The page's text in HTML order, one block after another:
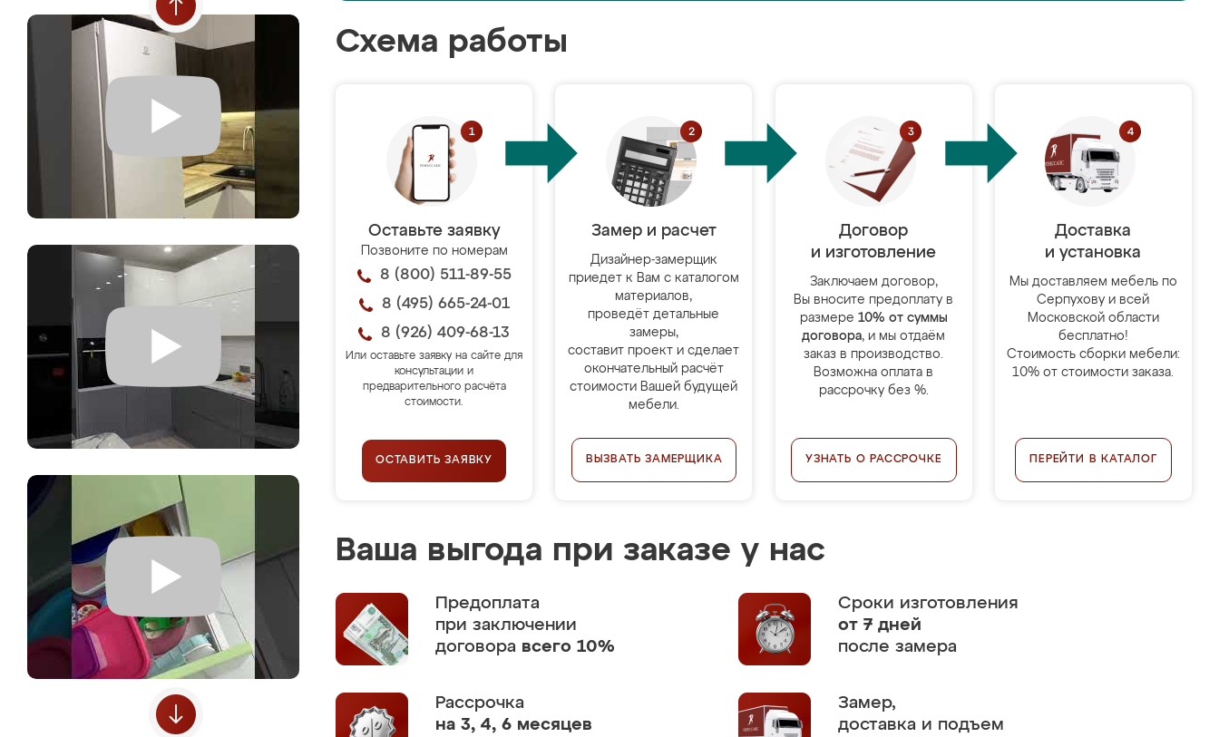
Схема работы
Оставьте заявку
Позвоните по номерам
8 (800) 511-89-55
8 (495) 665-24-01
8 (926) 409-68-13
Или оставьте заявку на сайте для
консультации и
предварительного расчёта
стоимости.
ОСТАВИТЬ ЗАЯВКУ
Замер и расчет
Дизайнер-замерщик
приедет к Вам с каталогом
материалов,
проведёт детальные
замеры,
составит проект и сделает
окончательный расчёт
стоимости Вашей будущей
мебели.
ВЫЗВАТЬ ЗАМЕРЩИКА
Договор
и изготовление
Заключаем договор,
Вы вносите предоплату в
размере 10% от суммы
договора, и мы отдаём
заказ в производство.
Возможна оплата в
рассрочку без %.
УЗНАТЬ О РАССРОЧКЕ
Доставка
и установка
Мы доставляем мебель по
Серпухову и всей
Московской области
бесплатно!
Стоимость сборки мебели:
10% от стоимости заказа.
ПЕРЕЙТИ В КАТАЛОГ
Ваша выгода при заказе у нас
Предоплата
при заключении
договора всего 10%
Сроки изготовления
от 7 дней
после замера
Рассрочка
на 3, 4, 6 месяцев
Замер,
доставка и подъем